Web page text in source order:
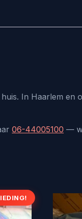
In Haarlem en
06-44005100 —